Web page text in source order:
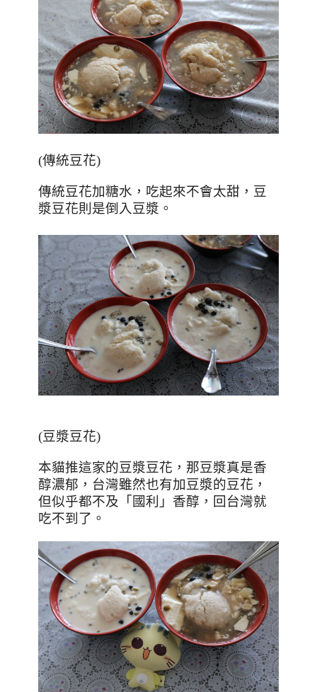
(傳統豆花)
傳統豆花加糖水，吃起來不會太甜，豆
漿豆花則是倒入豆漿。
(豆漿豆花)
本貓推這家的豆漿豆花，那豆漿真是香
醇濃郁，台灣雖然也有加豆漿的豆花，
但似乎都不及「國利」香醇，回台灣就
吃不到了。